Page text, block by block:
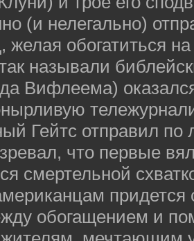
(и нелегально)
желая обогатиться
называли
Вифлеема)
Гейтс отправил по
что первые
смертельной
придется
обогащением и